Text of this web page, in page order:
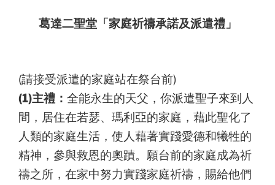
葛達二聖堂「家庭祈禱承諾及派遣禮」
(請接受派遣的家庭站在祭台前)
(1)主禮： 全能永生的天父，你派遣聖子來到人
間，居住在若瑟、瑪利亞的家庭，藉此聖化了
人類的家庭生活，使人藉著實踐愛德和犧牲的
精神，參與救恩的奧蹟。願台前的家庭成為祈
禱之所，在家中努力實踐家庭祈禱，賜給他們